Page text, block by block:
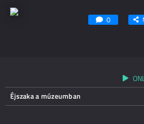
0
Éjszaka a múzeumban